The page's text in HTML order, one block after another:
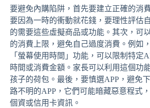
要避免內購陷阱，首先要建立正確的消
要因為一時的衝動就花錢，要理性評估
的需要這些虛擬商品或功能。其次，可
的消費上限，避免自己過度消費。例如
「螢幕使用時間」功能，可以限制特定
時間或消費金額。家長可以利用這個功
孩子的荷包。最後，要慎選APP，避免
路不明的APP，它們可能暗藏惡意程式
個資或信用卡資訊。